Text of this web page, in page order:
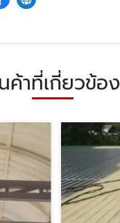
ค้าที่เกี่ยวข้อง